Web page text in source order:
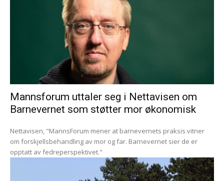
Mannsforum uttaler seg i Nettavisen om
Barnevernet som støtter mor økonomisk
Nettavisen, "MannsForum mener at barnevernets praksis vitner
om forskjellsbehandling av mor og far. Barnevernet sier de er
opptatt av fedreperspektivet."